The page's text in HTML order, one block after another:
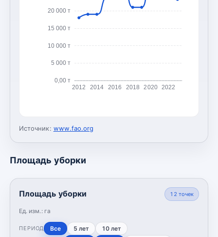
0,00 т
5 000 т
10 000 т
15 000 т
20 000 т
2012 2014 2016 2018 2020 2022
Источник: www.fao.org
Площадь уборки
Площадь уборки
Ед. изм.: га
12 точек
ПЕРИОД Все 5 лет 10 лет